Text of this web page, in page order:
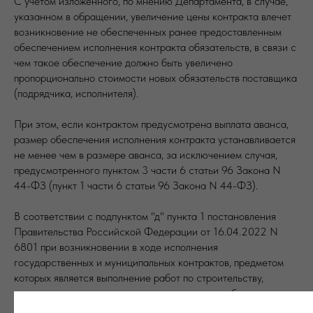
указанном в обращении, увеличение цены контракта влечет
возникновение не обеспеченных ранее предоставленным
обеспечением исполнения контракта обязательств, в связи с
чем такое обеспечение должно быть увеличено
пропорционально стоимости новых обязательств поставщика
(подрядчика, исполнителя).
При этом, если контрактом предусмотрена выплата аванса,
размер обеспечения исполнения контракта устанавливается
не менее чем в размере аванса, за исключением случая,
предусмотренного пунктом 3 части 6 статьи 96 Закона N
44-ФЗ (пункт 1 части 6 статьи 96 Закона N 44-ФЗ).
В соответствии с подпунктом "д" пункта 1 постановления
Правительства Российской Федерации от 16.04.2022 N
6801 при возникновении в ходе исполнения
государственных и муниципальных контрактов, предметом
которых является выполнение работ по строительству,
реконструкции, капитальному ремонту, сносу объекта